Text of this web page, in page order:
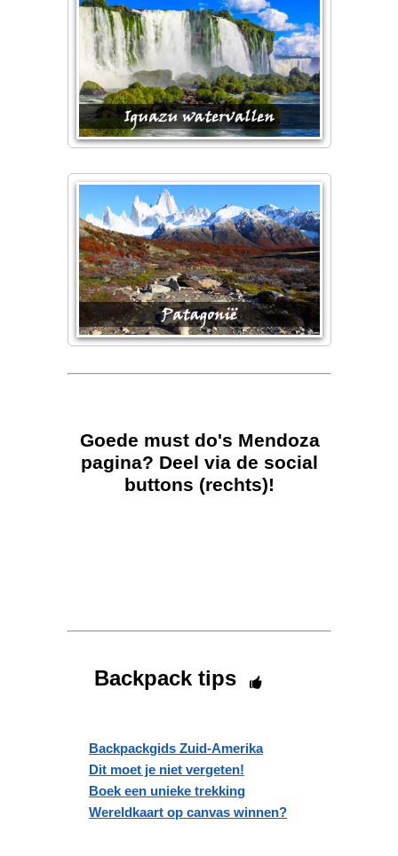
Goede must do's Mendoza
pagina? Deel via de social
buttons (rechts)!
Backpack tips
Backpackgids Zuid-Amerika
Dit moet je niet vergeten!
Boek een unieke trekking
Wereldkaart op canvas winnen?